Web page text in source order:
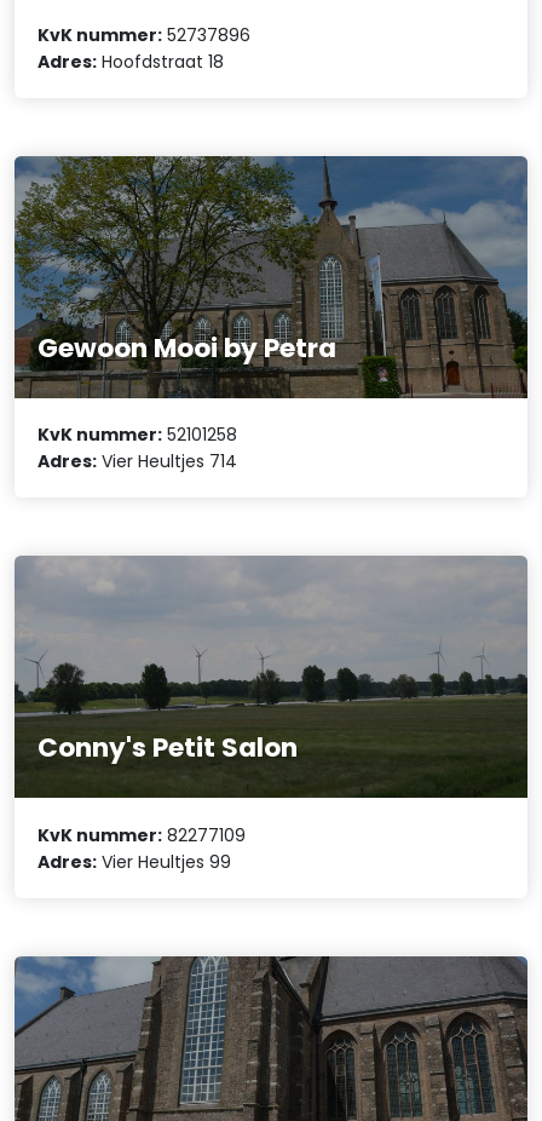
KvK nummer: 52737896
Adres: Hoofdstraat 18
Gewoon Mooi by Petra
KvK nummer: 52101258
Adres: Vier Heultjes 714
Conny's Petit Salon
KvK nummer: 82277109
Adres: Vier Heultjes 99